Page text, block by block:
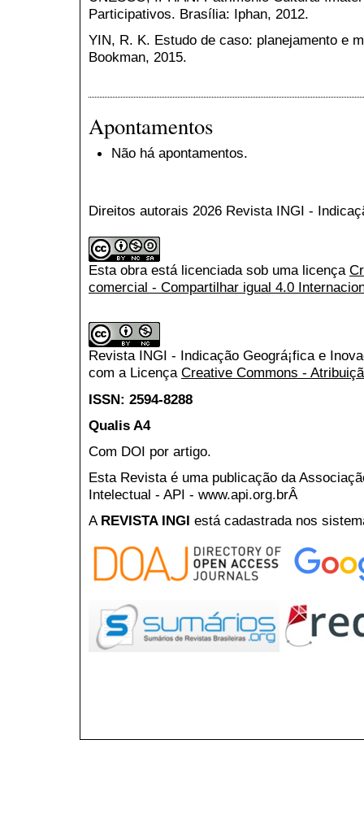
Participativos. Brasília: Iphan, 2012.
YIN, R. K. Estudo de caso: planejamento e
Bookman, 2015.
Apontamentos
Não há apontamentos.
Direitos autorais 2026 Revista INGI -
Esta obra está licenciada sob uma licença
comercial - Compartilhar igual 4.0
Revista INGI - Indicação Geográ¡fica e
com a Licença Creative Commons -
ISSN: 2594-8288
Qualis A4
Com DOI por artigo.
Esta Revista é uma publicação da
Intelectual - API - www.api.org.brÂ
A REVISTA INGI está cadastrada nos